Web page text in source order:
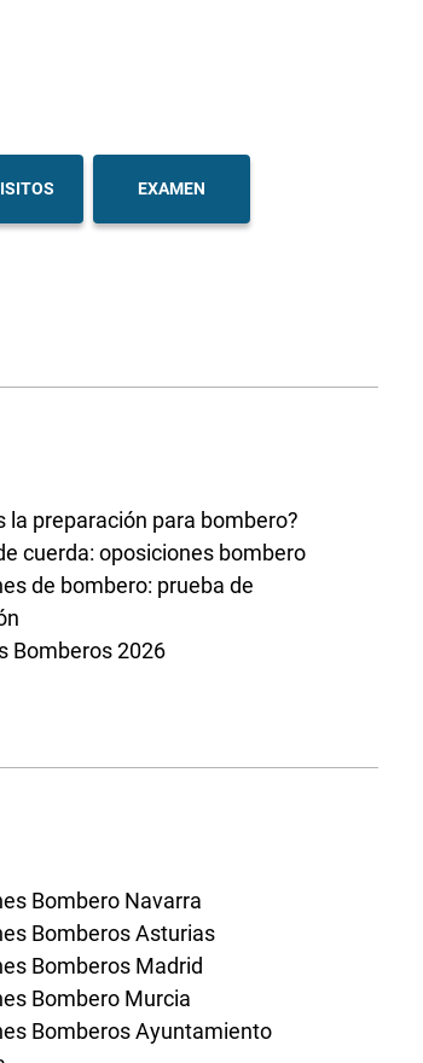
EXAMEN
la preparación para bombero?
cuerda: oposiciones bombero
de bombero: prueba de
Bomberos 2026
Bombero Navarra
Bomberos Asturias
Bomberos Madrid
Bombero Murcia
Bomberos Ayuntamiento